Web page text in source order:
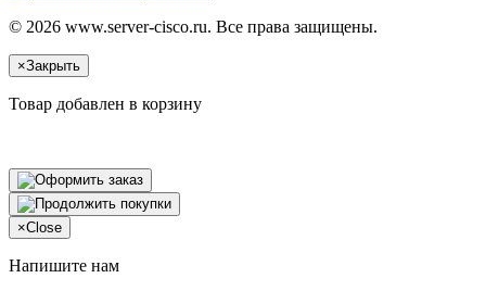
© 2026 www.server-cisco.ru. Все права защищены.
×Закрыть
Товар добавлен в корзину
×Close
Напишите нам